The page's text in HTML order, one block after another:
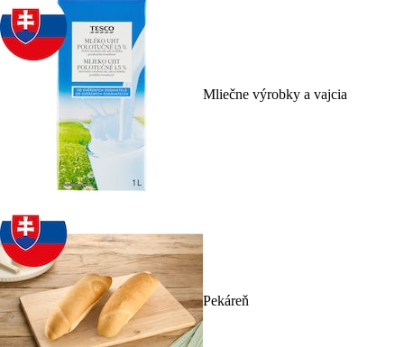
Mliečne výrobky a vajcia
Pekáreň